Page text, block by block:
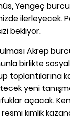
Yengeç
ilerleyecek.
bekliyor.
Akrep
birlikte
toplantılarına
yeni
açacak.
kimlik